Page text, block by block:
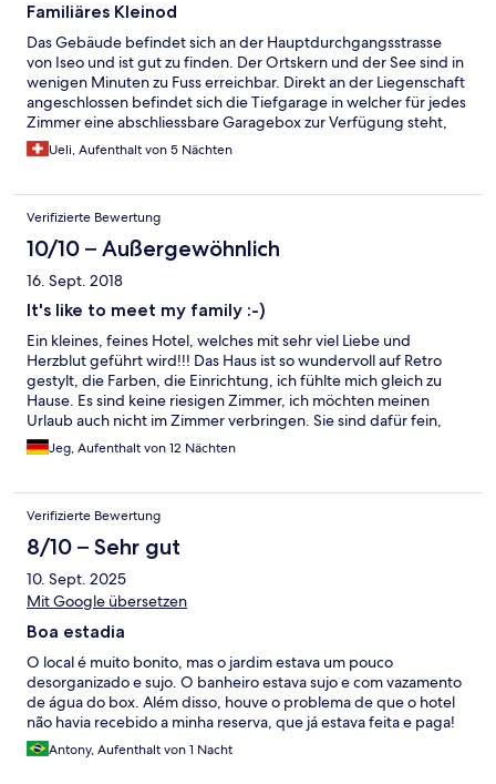
Familiäres Kleinod
Das Gebäude befindet sich an der Hauptdurchgangsstrasse
von Iseo und ist gut zu finden. Der Ortskern und der See sind in
wenigen Minuten zu Fuss erreichbar. Direkt an der Liegenschaft
angeschlossen befindet sich die Tiefgarage in welcher für jedes
Zimmer eine abschliessbare Garagebox zur Verfügung steht,
welche im Zimmerpreis inbegriffen ist. Der Empfang von
Valentina war ausserordentlich herzlich und mit einem
eingerichteten Eingangs- und Aufenthaltsbereich sind immer
Früchte, Snacks, Süssigkeiten und Getränke für die Gäste
vorhanden. Das Highlight ist aber jeden Morgen das Frühstück,
welches mit viel Liebe zubereitet wird. Wie der Name schon
verrät ist der Garten der grosse Pluspunkt. Ein Ort zum
Verweilen und Geniessen. Aber vor allem erwähnenswert sind
Sara die Besitzerin und Cristina die gute Fee im Hause, welche
den Aufenthalt zu einem wirklichen familiären Erlebnis machen.
Ueli, Aufenthalt von 5 Nächten
Verifizierte Bewertung
10/10 – Außergewöhnlich
16. Sept. 2018
It's like to meet my family :-)
Ein kleines, feines Hotel, welches mit sehr viel Liebe und
Herzblut geführt wird!!! Das Haus ist so wundervoll auf Retro
gestylt, die Farben, die Einrichtung, ich fühlte mich gleich zu
Hause. Es sind keine riesigen Zimmer, ich möchten meinen
Urlaub auch nicht im Zimmer verbringen. Sie sind dafür fein,
sauber und sehr geschmackvoll eingerichtet. Das absolute
Highlight ist der gepflegte Garten, mit Whirlpool, Liegen,
schlug einem das Herz höher! Das Haus bringt einem Italien ein
Stück näher. Es ist ein wirkliches Kleinod für die Seele. Einen
ganz herzlichen Dank an Sara mit Alessandro, Valeria und
Christina, die sich bestens um uns gekümmert haben!!!
Jeg, Aufenthalt von 12 Nächten
Verifizierte Bewertung
8/10 – Sehr gut
10. Sept. 2025
Mit Google übersetzen
Boa estadia
O local é muito bonito, mas o jardim estava um pouco
desorganizado e sujo. O banheiro estava sujo e com vazamento
de água do box. Além disso, houve o problema de que o hotel
não havia recebido a minha reserva, que já estava feita e paga!
Antony, Aufenthalt von 1 Nacht